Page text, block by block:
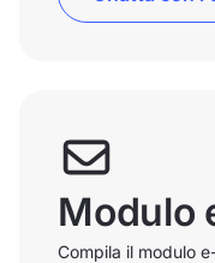
Modulo
Compila il modulo